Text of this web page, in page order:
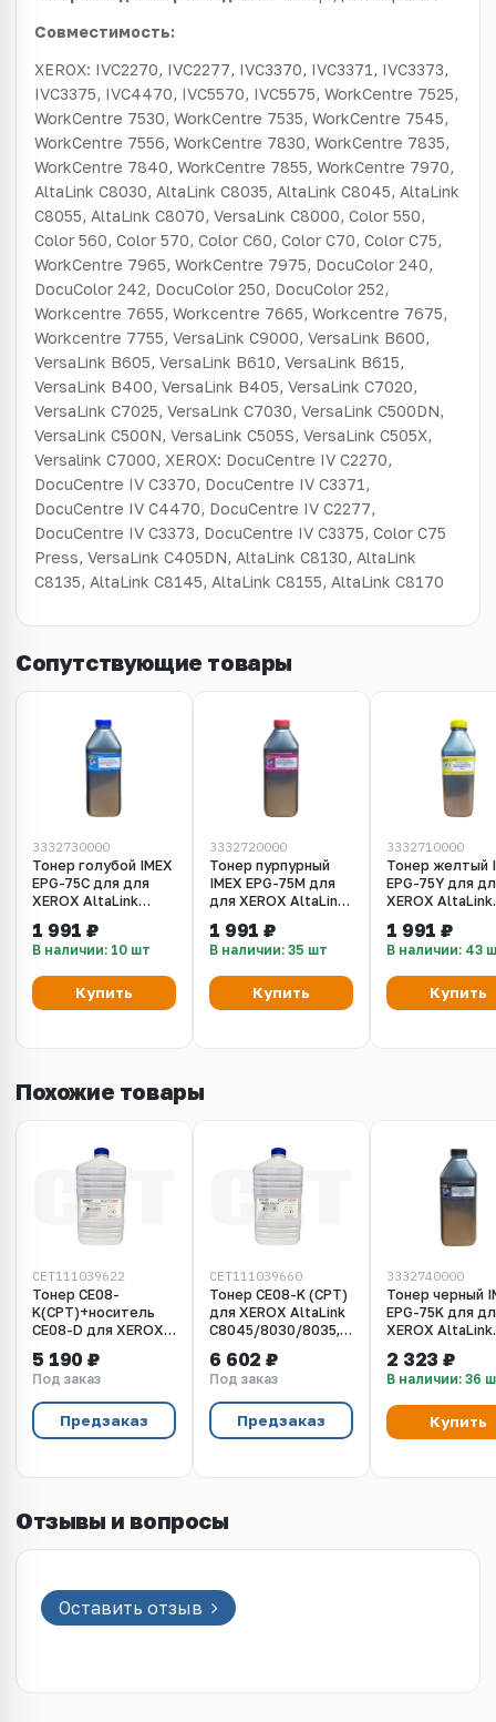
Совместимость:
XEROX: IVC2270, IVC2277, IVC3370, IVC3371, IVC3373,
IVC3375, IVC4470, IVC5570, IVC5575, WorkCentre 7525,
WorkCentre 7530, WorkCentre 7535, WorkCentre 7545,
WorkCentre 7556, WorkCentre 7830, WorkCentre 7835,
WorkCentre 7840, WorkCentre 7855, WorkCentre 7970,
AltaLink C8030, AltaLink C8035, AltaLink C8045, AltaLink
C8055, AltaLink C8070, VersaLink C8000, Color 550,
Color 560, Color 570, Color C60, Color C70, Color C75,
WorkCentre 7965, WorkCentre 7975, DocuColor 240,
DocuColor 242, DocuColor 250, DocuColor 252,
Workcentre 7655, Workcentre 7665, Workcentre 7675,
Workcentre 7755, VersaLink C9000, VersaLink B600,
VersaLink B605, VersaLink B610, VersaLink B615,
VersaLink B400, VersaLink B405, VersaLink C7020,
VersaLink C7025, VersaLink C7030, VersaLink C500DN,
VersaLink C500N, VersaLink C505S, VersaLink C505X,
Versalink C7000, XEROX: DocuCentre IV C2270,
DocuCentre IV C3370, DocuCentre IV C3371,
DocuCentre IV C4470, DocuCentre IV C2277,
DocuCentre IV C3373, DocuCentre IV C3375, Color C75
Press, VersaLink C405DN, AltaLink C8130, AltaLink
C8135, AltaLink C8145, AltaLink C8155, AltaLink C8170
Сопутствующие товары
3332730000
Тонер голубой IMEX
EPG-75C для для
XEROX AltaLink
302 грамма
1 991 ₽
В наличии: 10 шт
Купить
3332720000
Тонер пурпурный
IMEX EPG-75M для
для XEROX AltaLink
302 грамма
1 991 ₽
В наличии: 35 шт
Купить
3332710000
Тонер желтый
EPG-75Y для
XEROX AltaLink
302 грамма
1 991 ₽
В наличии: 43
Купить
Похожие товары
CET111039622
Тонер CE08-
K(CPT)+носитель
CE08-D для XEROX
C8045/8030/8035,
WorkCentre 7830
(Japan) Black, 622г/
бут, CET111039622
5 190 ₽
Под заказ
Предзаказ
CET111039660
Тонер CE08-K (CPT)
для XEROX AltaLink
C8045/8030/8035,
(Japan) Black, 660г/
бут, (унив.),
CET111039660
6 602 ₽
Под заказ
Предзаказ
3332740000
Тонер черный
EPG-75K для
XEROX AltaLink
534 грамм
2 323 ₽
В наличии: 36
Купить
Отзывы и вопросы
Оставить отзыв